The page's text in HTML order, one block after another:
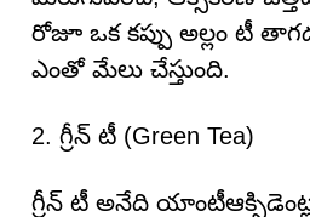
రోజూ ఒక కప్పు అల్లం టీ
ఎంతో మేలు చేస్తుంది.
2. గ్రీన్ టీ (Green Tea)
గ్రీన్ టీ అనేది